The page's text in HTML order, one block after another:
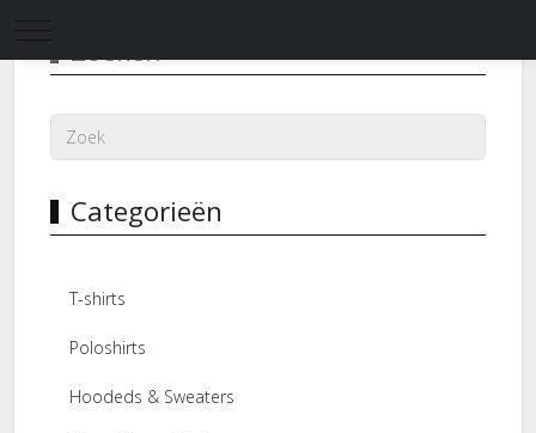
Mobile Menu Toggle
Zoeken
Categorieën
T-shirts
Poloshirts
Hoodeds & Sweaters